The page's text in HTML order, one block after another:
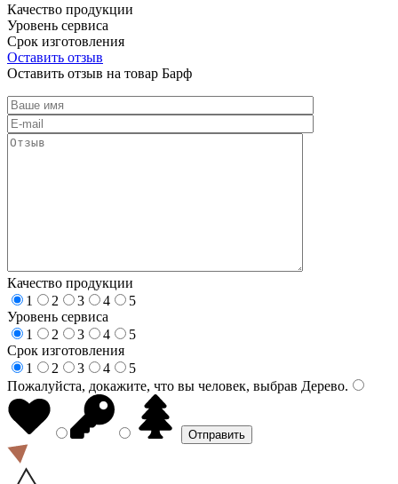
Качество продукции
Уровень сервиса
Срок изготовления
Оставить отзыв
Оставить отзыв на товар Барф
Качество продукции
1
2 3 4
5
Уровень сервиса
1
2 3 4
5
Срок изготовления
1
2 3 4
5
Пожалуйста, докажите, что вы человек, выбрав Дерево.